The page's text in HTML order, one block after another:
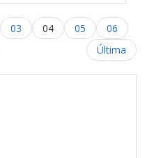
03 04 05
06
Última